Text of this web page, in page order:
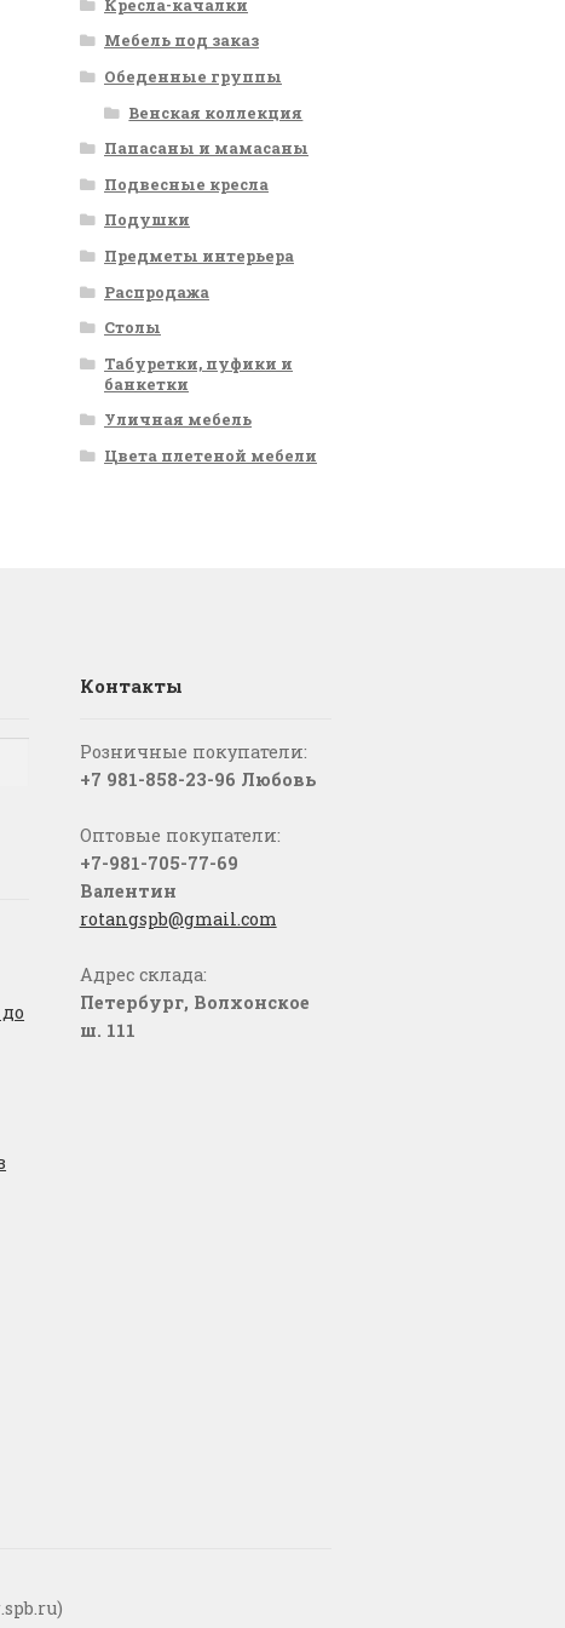
Кресла-качалки
Мебель под заказ
Обеденные группы
Венская коллекция
Папасаны и мамасаны
Подвесные кресла
Подушки
Предметы интерьера
Распродажа
Столы
Табуретки, пуфики и
банкетки
Уличная мебель
Цвета плетеной мебели
Контакты
Розничные покупатели:
+7 981-858-23-96 Любовь
Оптовые покупатели:
+7-981-705-77-69
Валентин
rotangspb@gmail.com
Адрес склада:
Петербург, Волхонское
ш. 111